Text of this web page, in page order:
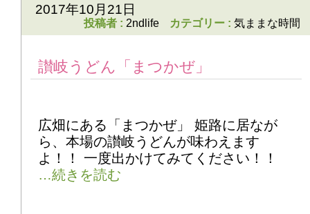
2017年10月21日
投稿者 : 2ndlife カテゴリー : 気ままな時間
讃岐うどん「まつかぜ」
広畑にある「まつかぜ」 姫路に居なが
ら、本場の讃岐うどんが味わえます
よ！！ 一度出かけてみてください！！